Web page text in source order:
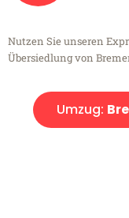
Nutzen Sie unseren
Übersiedlung von
Umzug: